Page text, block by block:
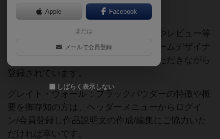
ご協力ください
当サイトに掲載されている作品説明文やレビュー等
の情報は、ボドゲーマ運営事務局・ゲームデザイナ
ーご本人様・有志の皆様にご協力をいただきながら
登録されています。
グレイト・ウォール：ブラックパウダーの特徴や概
要を御存知の方は、ヘッダーメニューからログイ
ン/会員登録し作品説明文の作成/編集にご協力いた
だければ幸いです。
Apple Facebook
または
メールで会員登録
しばらく表示しない